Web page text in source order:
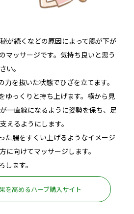
が続くなどの原因によって腸が下が
マッサージです。気持ち良いと思う
い。
力を抜いた状態でひざを立てます。
ゆっくりと持ち上げます。横から見
一直線になるように姿勢を保ち、足
えるようにします。
た腸をすくい上げるようなイメージ
に向けてマッサージします。
ます。
を高めるハーブ購入サイト